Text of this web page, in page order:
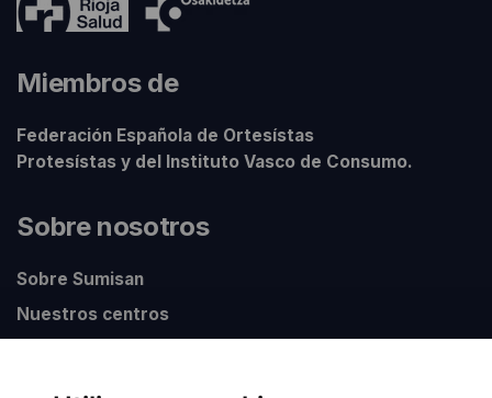
Miembros de
Federación Española de Ortesístas
Protesístas y del Instituto Vasco de Consumo.
Sobre nosotros
Sobre Sumisan
Nuestros centros